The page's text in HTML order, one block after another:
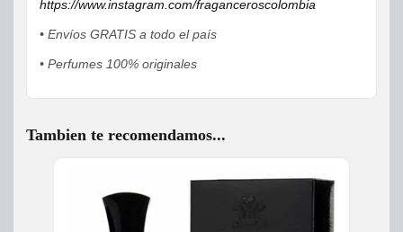
https://www.instagram.com/fraganceroscolombia
• Envíos GRATIS a todo el país
• Perfumes 100% originales
Tambien te recomendamos...